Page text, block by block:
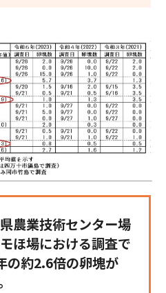
農業技術センター場
ほ場における調査で
の約2.6倍の卵塊が